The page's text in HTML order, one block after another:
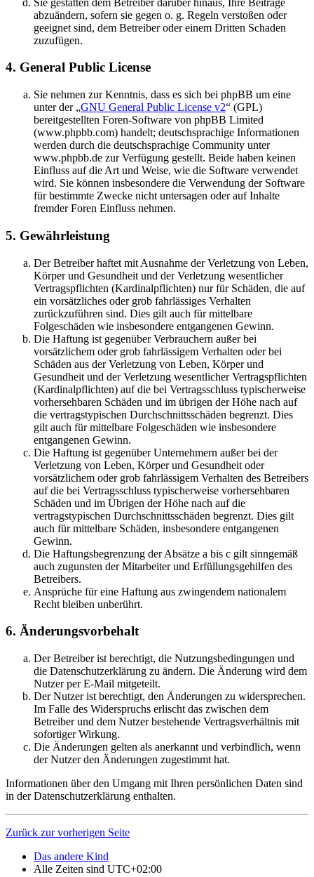
abzuändern, sofern sie gegen o. g. Regeln verstoßen oder
geeignet sind, dem Betreiber oder einem Dritten Schaden
zuzufügen.
4. General Public License
Sie nehmen zur Kenntnis, dass es sich bei phpBB um eine
unter der „GNU General Public License v2“ (GPL)
bereitgestellten Foren-Software von phpBB Limited
(www.phpbb.com) handelt; deutschsprachige Informationen
werden durch die deutschsprachige Community unter
www.phpbb.de zur Verfügung gestellt. Beide haben keinen
Einfluss auf die Art und Weise, wie die Software verwendet
wird. Sie können insbesondere die Verwendung der Software
für bestimmte Zwecke nicht untersagen oder auf Inhalte
fremder Foren Einfluss nehmen.
5. Gewährleistung
Der Betreiber haftet mit Ausnahme der Verletzung von Leben,
Körper und Gesundheit und der Verletzung wesentlicher
Vertragspflichten (Kardinalpflichten) nur für Schäden, die auf
ein vorsätzliches oder grob fahrlässiges Verhalten
zurückzuführen sind. Dies gilt auch für mittelbare
Folgeschäden wie insbesondere entgangenen Gewinn.
Die Haftung ist gegenüber Verbrauchern außer bei
vorsätzlichem oder grob fahrlässigem Verhalten oder bei
Schäden aus der Verletzung von Leben, Körper und
Gesundheit und der Verletzung wesentlicher Vertragspflichten
(Kardinalpflichten) auf die bei Vertragsschluss typischerweise
vorhersehbaren Schäden und im übrigen der Höhe nach auf
die vertragstypischen Durchschnittsschäden begrenzt. Dies
gilt auch für mittelbare Folgeschäden wie insbesondere
entgangenen Gewinn.
Die Haftung ist gegenüber Unternehmern außer bei der
Verletzung von Leben, Körper und Gesundheit oder
vorsätzlichem oder grob fahrlässigem Verhalten des Betreibers
auf die bei Vertragsschluss typischerweise vorhersehbaren
Schäden und im Übrigen der Höhe nach auf die
vertragstypischen Durchschnittsschäden begrenzt. Dies gilt
auch für mittelbare Schäden, insbesondere entgangenen
Gewinn.
Die Haftungsbegrenzung der Absätze a bis c gilt sinngemäß
auch zugunsten der Mitarbeiter und Erfüllungsgehilfen des
Betreibers.
Ansprüche für eine Haftung aus zwingendem nationalem
Recht bleiben unberührt.
6. Änderungsvorbehalt
Der Betreiber ist berechtigt, die Nutzungsbedingungen und
die Datenschutzerklärung zu ändern. Die Änderung wird dem
Nutzer per E-Mail mitgeteilt.
Der Nutzer ist berechtigt, den Änderungen zu widersprechen.
Im Falle des Widerspruchs erlischt das zwischen dem
Betreiber und dem Nutzer bestehende Vertragsverhältnis mit
sofortiger Wirkung.
Die Änderungen gelten als anerkannt und verbindlich, wenn
der Nutzer den Änderungen zugestimmt hat.
Informationen über den Umgang mit Ihren persönlichen Daten sind
in der Datenschutzerklärung enthalten.
Zurück zur vorherigen Seite
Das andere Kind
Alle Zeiten sind UTC+02:00